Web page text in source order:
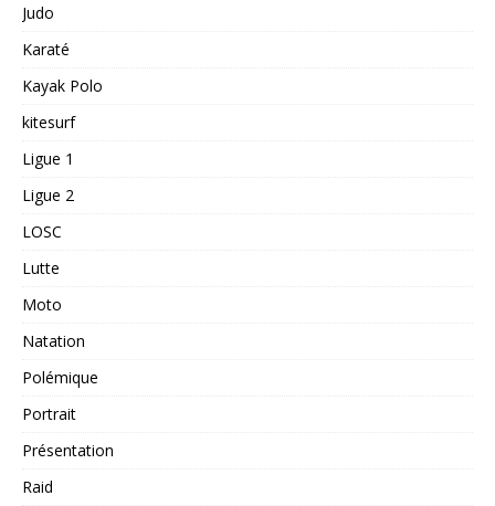
Judo
Karaté
Kayak Polo
kitesurf
Ligue 1
Ligue 2
LOSC
Lutte
Moto
Natation
Polémique
Portrait
Présentation
Raid